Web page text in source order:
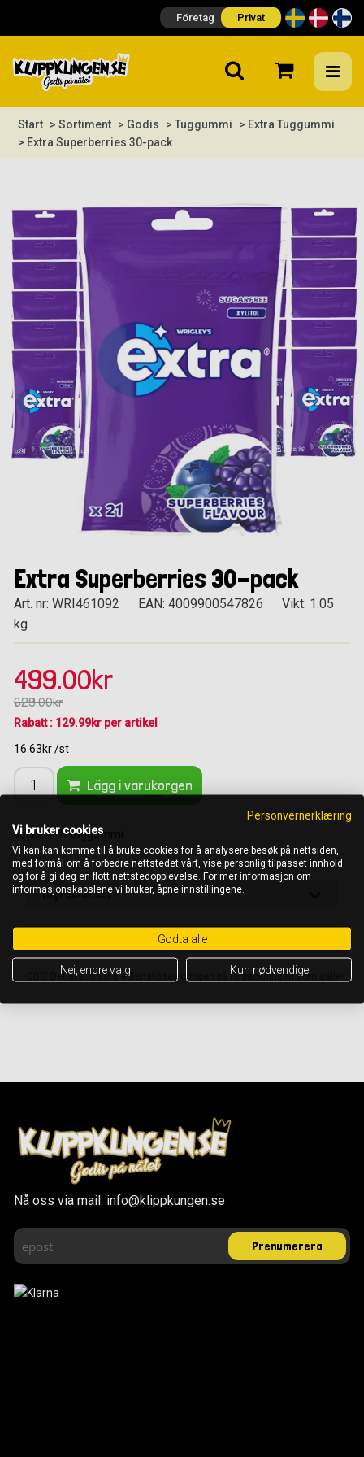
Företag Privat
Start > Sortiment > Godis > Tuggummi
> Extra Tuggummi
> Extra Superberries 30-pack
Extra Superberries 30-pack
Art. nr: WRI461092 EAN: 4009900547826
Vikt: 1.05
kg
499.00kr
629.00kr
Rabatt : 129.99kr per artikel
16.63kr /st
Lägg i varukorgen
sockerfritt tuggummi
Ingredienser
Näringsinnehåll per 100 g
OBS! Det är alltid ingrediensförteckningen på förpackningen som gäller
Nå oss via mail: info@klippkungen.se
Personvernerklæring
Vi bruker cookies
Vi kan kan komme til å bruke cookies for å analysere besøk på nettsiden,
med formål om å forbedre nettstedet vårt, vise personlig tilpasset innhold
og for å gi deg en flott nettstedopplevelse. For mer informasjon om
informasjonskapslene vi bruker, åpne innstillingene.
Godta alle
Nei, endre valg Kun nødvendige